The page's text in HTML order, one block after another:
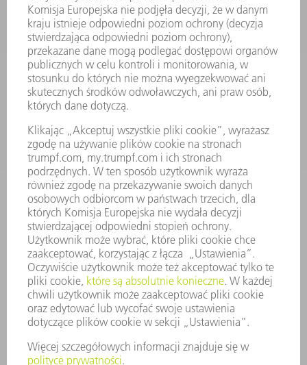
ENERGOELEKTRONIKA
ELEKTRONARZĘDZIA
SMART FACTORY
OPROGRAMOWANIE
USŁUGI SERWISOWE
ZASTOSOWANIA
BRANŻE
FIRMA
OFERTY STANOWISK
PROFIL FIRMY
ZARZĄD
SPRAWOZDANIE Z DZIAŁALNOŚCI
ZASADY BIZNESOWE
ZAPEWNIENIE ZGODNOŚCI DZIAŁALNOŚCI Z REGULACJAMI
SYSTEM ZGŁASZANIA NIEPRAWIDŁOWOŚCI
BEZPIECZEŃSTWO
INFORMACJE PRASOWE
MAGAZYNY
ZRÓWNOWAŻONY ROZWÓJ
ŚRODOWISKO I KLIMAT
SPOŁECZEŃSTWO
KIEROWANIE PRZEDSIĘBIORSTWEM